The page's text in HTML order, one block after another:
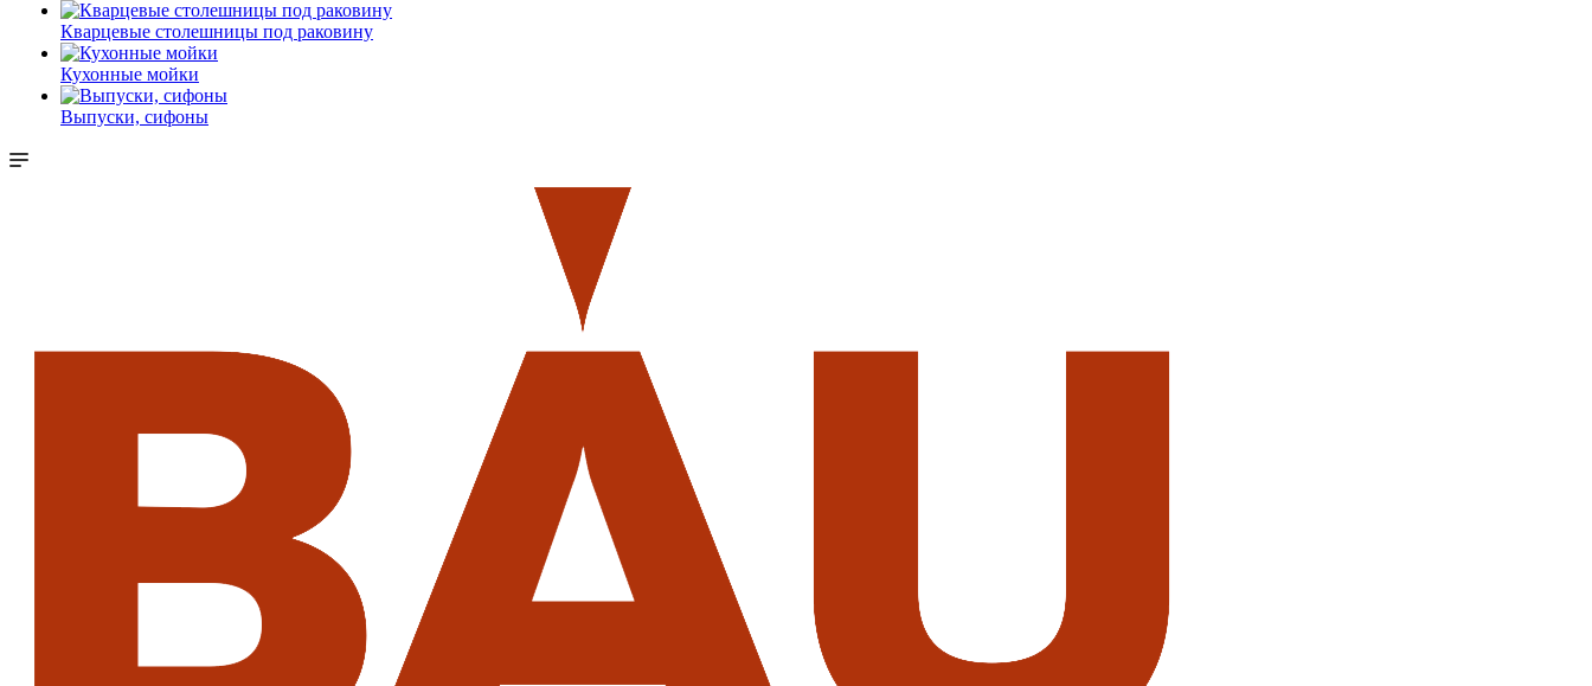
Кварцевые столешницы под раковину
Кухонные мойки
Выпуски, сифоны